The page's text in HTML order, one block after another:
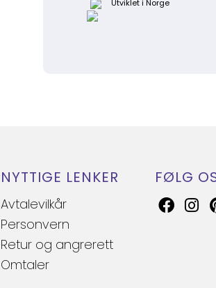
NYTTIGE LENKER
Avtalevilkår
Personvern
Retur og angrerett
Omtaler
FØLG